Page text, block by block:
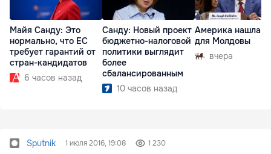
Майя Санду: Это
нормально, что ЕС
требует гарантий от
стран-кандидатов
6 часов назад
Санду: Новый проект
бюджетно-налоговой
политики выглядит
более
сбалансированным
10 часов назад
Америка нашла
для Молдовы
вчера
Sputnik 1 июля 2016, 19:08 1 230